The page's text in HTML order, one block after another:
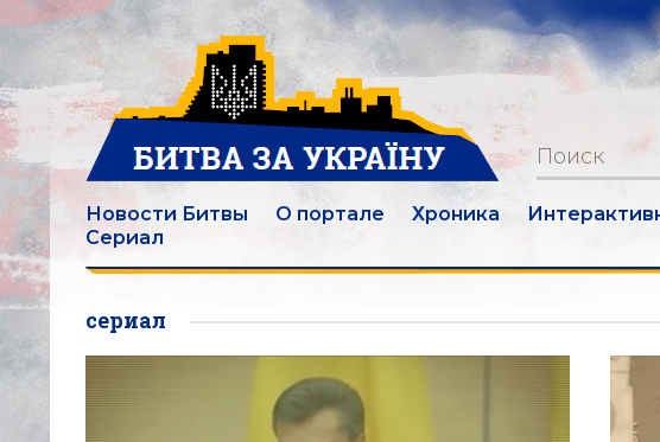
Новости Битвы О портале Хроника
Сериал
сериал